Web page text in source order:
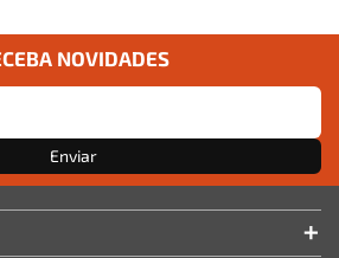
NOVIDADES
Enviar